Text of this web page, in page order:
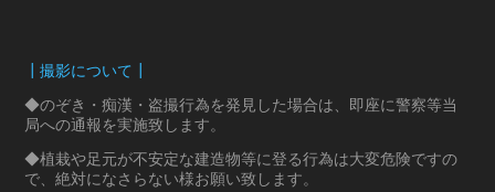
┃撮影について┃
◆のぞき・痴漢・盗撮行為を発見した場合は、即座に警察等当
局への通報を実施致します。
◆植栽や足元が不安定な建造物等に登る行為は大変危険ですの
で、絶対になさらない様お願い致します。